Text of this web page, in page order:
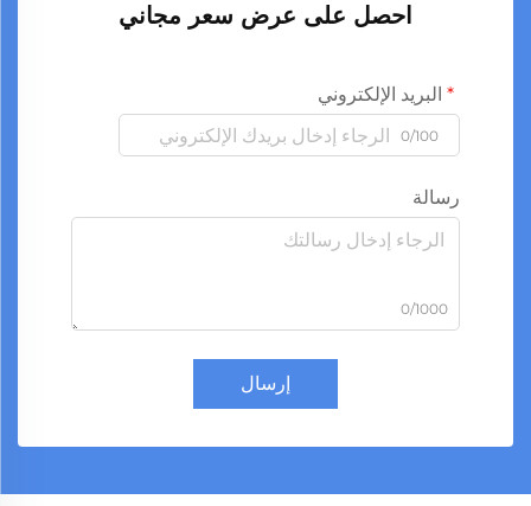
احصل على عرض سعر مجاني
البريد الإلكتروني
0/100
رسالة
0/1000
إرسال